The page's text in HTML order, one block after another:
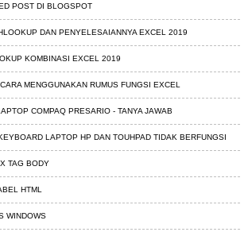
POST DI BLOGSPOT
DAN PENYELESAIANNYA EXCEL 2019
KOMBINASI EXCEL 2019
MENGGUNAKAN RUMUS FUNGSI EXCEL
COMPAQ PRESARIO - TANYA JAWAB
LAPTOP HP DAN TOUHPAD TIDAK BERFUNGSI
TAG BODY
HTML
WINDOWS